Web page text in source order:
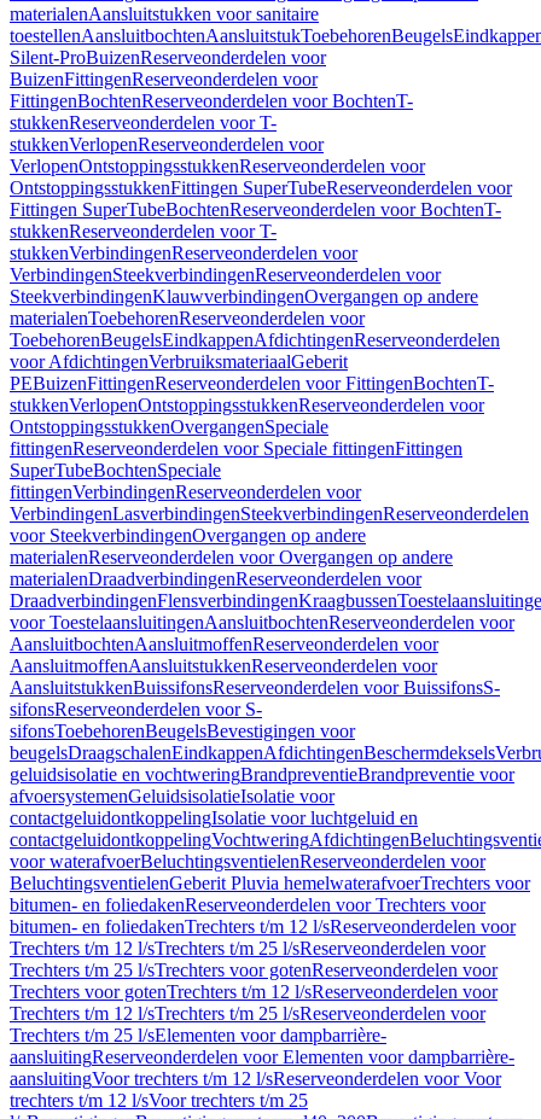
materialenAansluitstukken voor sanitaire
toestellenAansluitbochtenAansluitstukToebehorenBeugels
Silent-ProBuizenReserveonderdelen voor
BuizenFittingenReserveonderdelen voor
FittingenBochtenReserveonderdelen voor BochtenT-
stukkenReserveonderdelen voor T-
stukkenVerlopenReserveonderdelen voor
VerlopenOntstoppingsstukkenReserveonderdelen voor
OntstoppingsstukkenFittingen SuperTubeReserveonderdelen voor
Fittingen SuperTubeBochtenReserveonderdelen voor BochtenT-
stukkenReserveonderdelen voor T-
stukkenVerbindingenReserveonderdelen voor
VerbindingenSteekverbindingenReserveonderdelen voor
SteekverbindingenKlauwverbindingenOvergangen op andere
materialenToebehorenReserveonderdelen voor
ToebehorenBeugelsEindkappenAfdichtingenReserveonderdelen
voor AfdichtingenVerbruiksmateriaalGeberit
PEBuizenFittingenReserveonderdelen voor FittingenBochtenT-
stukkenVerlopenOntstoppingsstukkenReserveonderdelen voor
OntstoppingsstukkenOvergangenSpeciale
fittingenReserveonderdelen voor Speciale fittingenFittingen
SuperTubeBochtenSpeciale
fittingenVerbindingenReserveonderdelen voor
VerbindingenLasverbindingenSteekverbindingenReserveonderdelen
voor SteekverbindingenOvergangen op andere
materialenReserveonderdelen voor Overgangen op andere
materialenDraadverbindingenReserveonderdelen voor
DraadverbindingenFlensverbindingenKraagbussen
voor ToestelaansluitingenAansluitbochtenReserveonderdelen voor
AansluitbochtenAansluitmoffenReserveonderdelen voor
AansluitmoffenAansluitstukkenReserveonderdelen voor
AansluitstukkenBuissifonsReserveonderdelen voor BuissifonsS-
sifonsReserveonderdelen voor S-
sifonsToebehorenBeugelsBevestigingen voor
beugelsDraagschalenEindkappenAfdichtingenBeschermdeksels
geluidsisolatie en vochtweringBrandpreventieBrandpreventie voor
afvoersystemenGeluidsisolatieIsolatie voor
contactgeluidontkoppelingIsolatie voor luchtgeluid en
contactgeluidontkoppelingVochtweringAfdichtingen
voor waterafvoerBeluchtingsventielenReserveonderdelen voor
BeluchtingsventielenGeberit Pluvia hemelwaterafvoerTrechters voor
bitumen- en foliedakenReserveonderdelen voor Trechters voor
bitumen- en foliedakenTrechters t/m 12 l/sReserveonderdelen voor
Trechters t/m 12 l/sTrechters t/m 25 l/sReserveonderdelen voor
Trechters t/m 25 l/sTrechters voor gotenReserveonderdelen voor
Trechters voor gotenTrechters t/m 12 l/sReserveonderdelen voor
Trechters t/m 12 l/sTrechters t/m 25 l/sReserveonderdelen voor
Trechters t/m 25 l/sElementen voor dampbarrière-
aansluitingReserveonderdelen voor Elementen voor dampbarrière-
aansluitingVoor trechters t/m 12 l/sReserveonderdelen voor Voor
trechters t/m 12 l/sVoor trechters t/m 25